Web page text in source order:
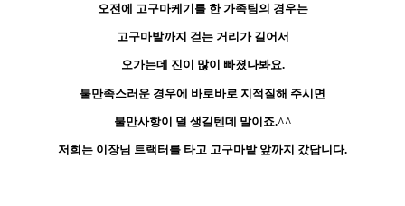
오전에 고구마케기를 한 가족팀의 경우는
고구마밭까지 걷는 거리가 길어서
오가는데 진이 많이 빠졌나봐요.
불만족스러운 경우에 바로바로 지적질해 주시면
불만사항이 덜 생길텐데 말이죠.^^
저희는 이장님 트랙터를 타고 고구마밭 앞까지 갔답니다.